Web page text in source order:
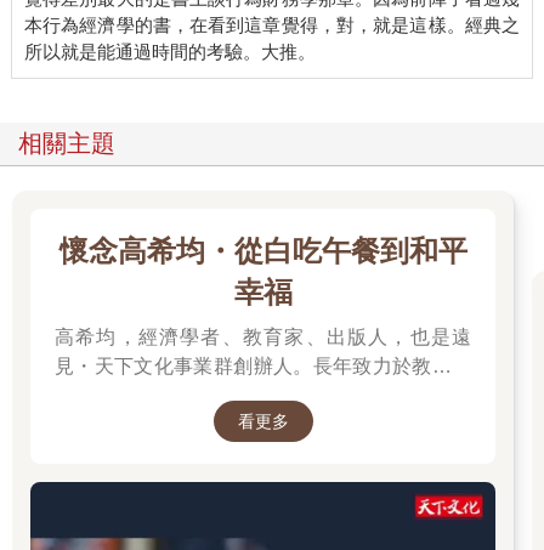
本行為經濟學的書，在看到這章覺得，對，就是這樣。經典之
相關主題
懷念高希均・從白吃午餐到和平
幸福
高希均，經濟學者、教育家、出版人，也是遠
見・天下文化事業群創辦人。長年致力於教育、
「讀一流書，做一流人」等觀念帶入台灣社會。
台灣發展與世界趨勢，期許以閱讀開拓視野、以
觀念推動進步。一生著述豐富，持續為社會引進
新知，也留下跨越世代的思想影響。
看更多